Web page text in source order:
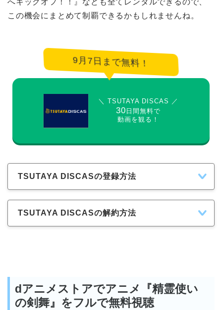
へキックオフ！！』なども全てレンタルできるので、
この機会にまとめて制覇できるかもしれませんね。
9月7日まで無料！
＼ TSUTAYA DISCAS ／
30 日間無料で
動画を観る！
TSUTAYA DISCASの登録方法
TSUTAYA DISCASの解約方法
dアニメストアでアニメ『精霊使い
の剣舞』をフルで無料視聴